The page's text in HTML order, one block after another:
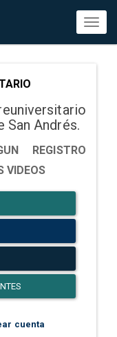
San Andrés.
REGISTRO
VIDEOS
cuenta